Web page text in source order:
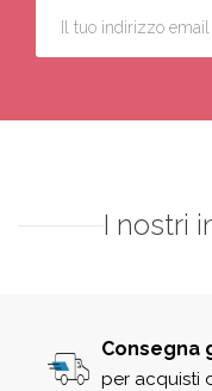
I nostri
Consegna
per acquisti